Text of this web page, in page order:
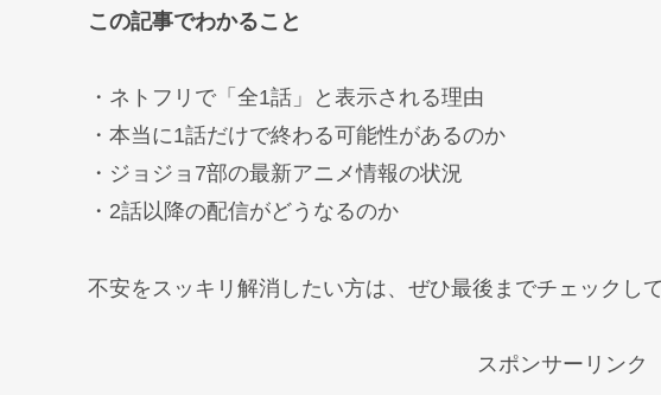
この記事でわかること
・ネトフリで「全1話」と表示される理由
・本当に1話だけで終わる可能性があるのか
・ジョジョ7部の最新アニメ情報の状況
・2話以降の配信がどうなるのか
不安をスッキリ解消したい方は、ぜひ最後までチェックし
スポンサーリンク